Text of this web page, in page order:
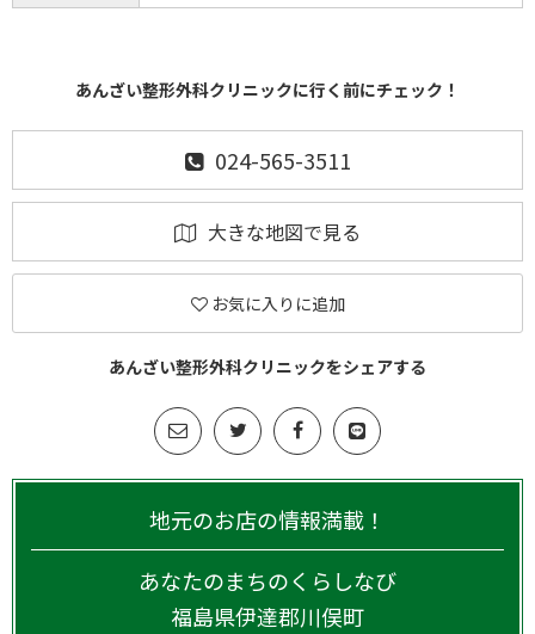
あんざい整形外科クリニックに行く前にチェック！
024-565-3511
大きな地図で見る
お気に入りに追加
あんざい整形外科クリニックをシェアする
地元のお店の情報満載！
あなたのまちのくらしなび
福島県伊達郡川俣町